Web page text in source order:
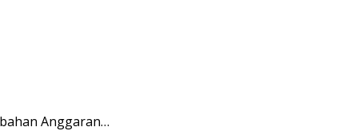
Anggaran…